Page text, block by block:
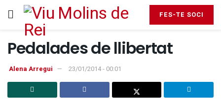
FES-TE SOCI
Pedalades de llibertat
Alena Arregui 23/01/2014 - 00:01